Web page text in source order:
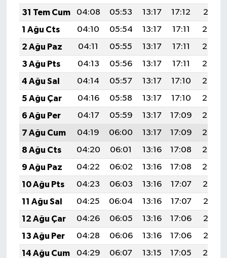
31 Tem Cum
04:08 05:53 13:17 17:12
20:31
1 Ağu Cts
04:10 05:54 13:17 17:11
20:30
2 Ağu Paz
04:11 05:55 13:17 17:11
20:29
3 Ağu Pts
04:13 05:56 13:17 17:11
20:28
4 Ağu Sal
04:14 05:57 13:17 17:10
20:27
5 Ağu Çar
04:16 05:58 13:17 17:10
20:25
6 Ağu Per
04:17 05:59 13:17 17:09
20:24
7 Ağu Cum
04:19 06:00 13:17 17:09
20:23
8 Ağu Cts
04:20 06:01 13:16 17:08
20:22
9 Ağu Paz
04:22 06:02 13:16 17:08
20:20
10 Ağu Pts
04:23 06:03 13:16 17:07
20:19
11 Ağu Sal
04:25 06:04 13:16 17:07
20:18
12 Ağu Çar
04:26 06:05 13:16 17:06
20:17
13 Ağu Per
04:28 06:06 13:16 17:06
20:15
14 Ağu Cum
04:29 06:07 13:15 17:05
20:14